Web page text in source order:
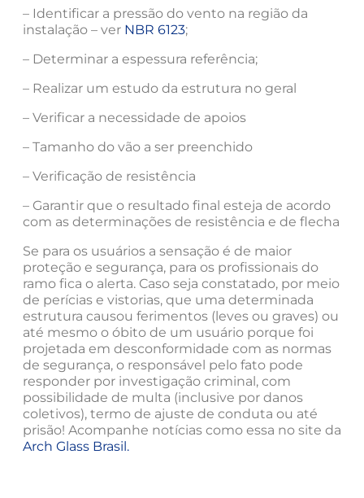
– Identificar a pressão do vento na região da
instalação – ver NBR 6123;
– Determinar a espessura referência;
– Realizar um estudo da estrutura no geral
– Verificar a necessidade de apoios
– Tamanho do vão a ser preenchido
– Verificação de resistência
– Garantir que o resultado final esteja de acordo
com as determinações de resistência e de flecha
Se para os usuários a sensação é de maior
proteção e segurança, para os profissionais do
ramo fica o alerta. Caso seja constatado, por meio
de perícias e vistorias, que uma determinada
estrutura causou ferimentos (leves ou graves) ou
até mesmo o óbito de um usuário porque foi
projetada em desconformidade com as normas
de segurança, o responsável pelo fato pode
responder por investigação criminal, com
possibilidade de multa (inclusive por danos
coletivos), termo de ajuste de conduta ou até
prisão! Acompanhe notícias como essa no site da
Arch Glass Brasil.